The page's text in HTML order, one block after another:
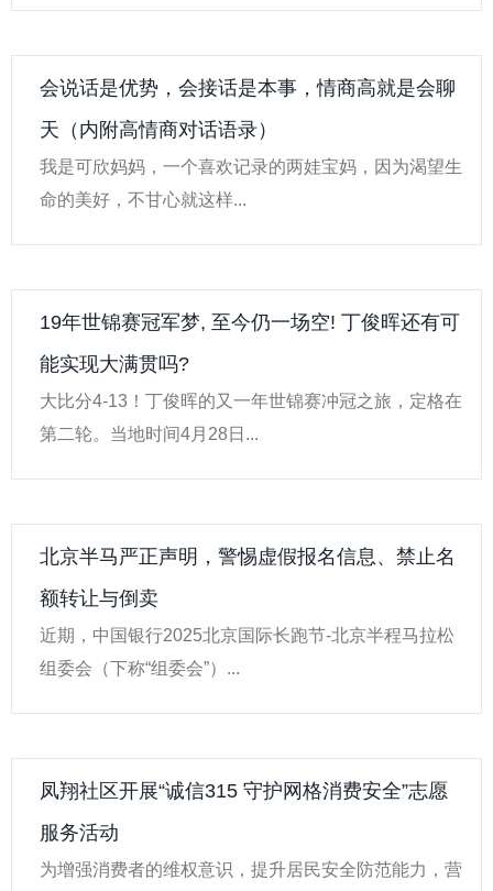
会说话是优势，会接话是本事，情商高就是会聊
天（内附高情商对话语录）
我是可欣妈妈，一个喜欢记录的两娃宝妈，因为渴望生
命的美好，不甘心就这样...
19年世锦赛冠军梦, 至今仍一场空! 丁俊晖还有可
能实现大满贯吗?
大比分4-13！丁俊晖的又一年世锦赛冲冠之旅，定格在
第二轮。当地时间4月28日...
北京半马严正声明，警惕虚假报名信息、禁止名
额转让与倒卖
近期，中国银行2025北京国际长跑节-北京半程马拉松
组委会（下称“组委会”）...
凤翔社区开展“诚信315 守护网格消费安全”志愿
服务活动
为增强消费者的维权意识，提升居民安全防范能力，营